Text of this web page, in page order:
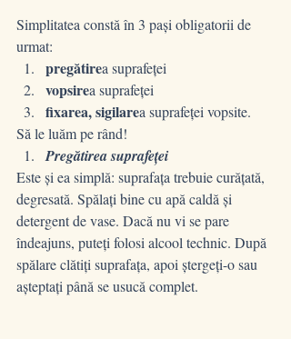
Simplitatea constă în 3 pași obligatorii de
urmat:
pregătirea suprafeței
vopsirea suprafeței
fixarea, sigilarea suprafeței vopsite.
Să le luăm pe rând!
Pregătirea suprafeței
Este și ea simplă: suprafața trebuie curățată,
degresată. Spălați bine cu apă caldă și
detergent de vase. Dacă nu vi se pare
îndeajuns, puteți folosi alcool technic. După
spălare clătiți suprafața, apoi ștergeți-o sau
așteptați până se usucă complet.